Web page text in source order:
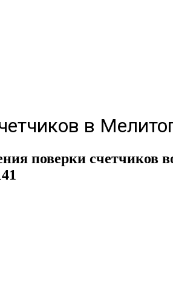
в
поверки счетчиков